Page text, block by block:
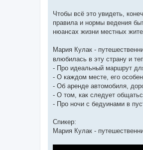
я
Чтобы всё это увидеть,
правила и нормы ведения
нюансах жизни местных
Мария Кулак -
влюбилась в эту страну и
- Про идеальный маршрут
- О каждом месте, его
- Об аренде автомобиля,
- О том, как следует
- Про ночи с бедуинами в
Спикер:
Мария Кулак -